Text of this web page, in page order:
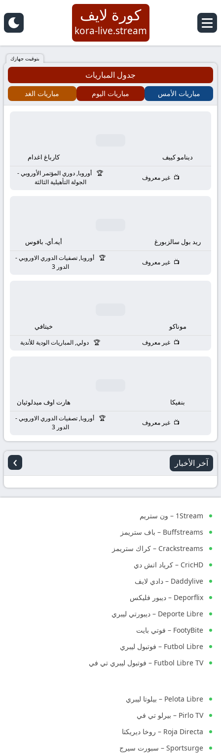
كورة
لايف
|
koora
مباريات
مباشر
كورة لايف
kora-live.stream
بتوقيت جهازك
جدول المباريات
مباريات الأمس مباريات اليوم مباريات الغد
دينامو كييف كارباغ اغدام
غير معروف
أوروبا, دوري المؤتمر الأوروبي -
الجولة التأهيلية الثالثة
ريد بول سالزبورغ أيه.أي. بافوس
غير معروف
أوروبا, تصفيات الدوري الاوروبي -
الدور 3
موناكو خيتافي
غير معروف دولي, المباريات الودية للأندية
بنفيكا هارت اوف ميدلوثيان
غير معروف
أوروبا, تصفيات الدوري الاوروبي -
الدور 3
آخر الأخبار ›
1Stream – ون ستريم
Buffstreams – باف ستريمز
Crackstreams – كراك ستريمز
CricHD – كرياد اتش دي
Daddylive – دادي لايف
Deporflix – ديبور فليكس
Deporte Libre – ديبورتي ليبري
FootyBite – فوتي بايت
Futbol Libre – فوتبول ليبري
Futbol Libre TV – فوتبول ليبري تي في
Pelota Libre – بيلوتا ليبري
Pirlo TV – بيرلو تي في
Roja Directa – روخا ديريكتا
Sportsurge – سبورت سيرج